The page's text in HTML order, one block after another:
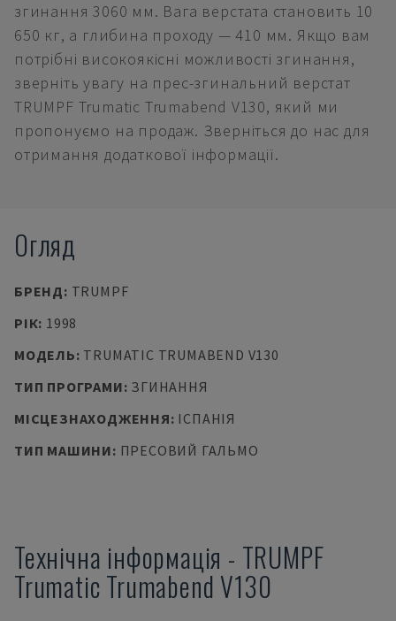
згинання 3060 мм. Вага верстата становить 10
650 кг, а глибина проходу — 410 мм. Якщо вам
потрібні високоякісні можливості згинання,
зверніть увагу на прес-згинальний верстат
TRUMPF Trumatic Trumabend V130, який ми
пропонуємо на продаж. Зверніться до нас для
отримання додаткової інформації.
Огляд
БРЕНД: TRUMPF
РІК: 1998
МОДЕЛЬ: TRUMATIC TRUMABEND V130
ТИП ПРОГРАМИ: ЗГИНАННЯ
МІСЦЕЗНАХОДЖЕННЯ: ІСПАНІЯ
ТИП МАШИНИ: ПРЕСОВИЙ ГАЛЬМО
Технічна інформація - TRUMPF
Trumatic Trumabend V130